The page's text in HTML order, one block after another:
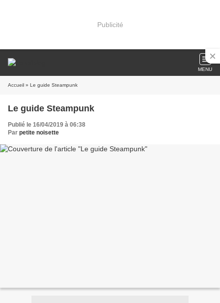
Publicité
MENU
Accueil » Le guide Steampunk
Le guide Steampunk
Publié le 16/04/2019 à 06:38
Par petite noisette